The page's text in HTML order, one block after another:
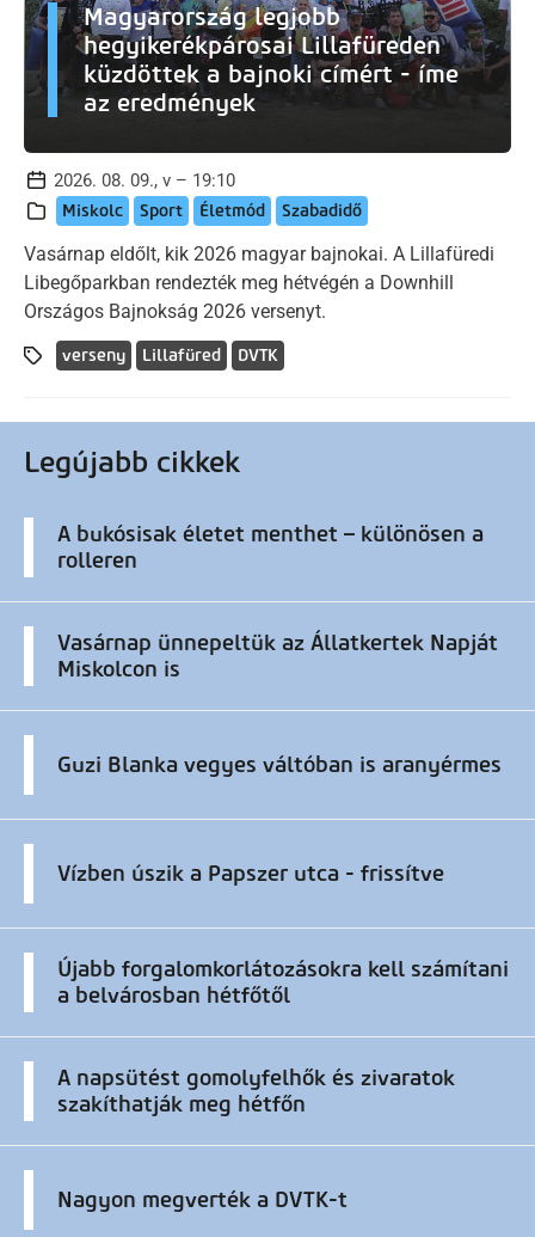
Magyarország legjobb
hegyikerékpárosai Lillafüreden
küzdöttek a bajnoki címért - íme
az eredmények
2026. 08. 09., v – 19:10
Miskolc Sport Életmód Szabadidő
Vasárnap eldőlt, kik 2026 magyar bajnokai. A Lillafüredi
Libegőparkban rendezték meg hétvégén a Downhill
Országos Bajnokság 2026 versenyt.
verseny Lillafüred DVTK
Legújabb cikkek
A bukósisak életet menthet – különösen a
rolleren
Vasárnap ünnepeltük az Állatkertek Napját
Miskolcon is
Guzi Blanka vegyes váltóban is aranyérmes
Vízben úszik a Papszer utca - frissítve
Újabb forgalomkorlátozásokra kell számítani
a belvárosban hétfőtől
A napsütést gomolyfelhők és zivaratok
szakíthatják meg hétfőn
Nagyon megverték a DVTK-t